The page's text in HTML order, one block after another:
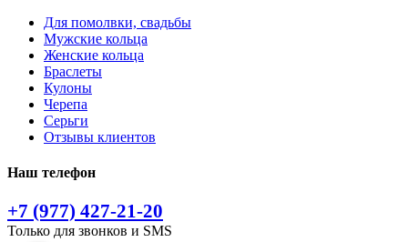
Для помолвки, свадьбы
Мужские кольца
Женские кольца
Браслеты
Кулоны
Черепа
Серьги
Отзывы клиентов
Наш телефон
+7 (977) 427-21-20
Только для звонков и SMS